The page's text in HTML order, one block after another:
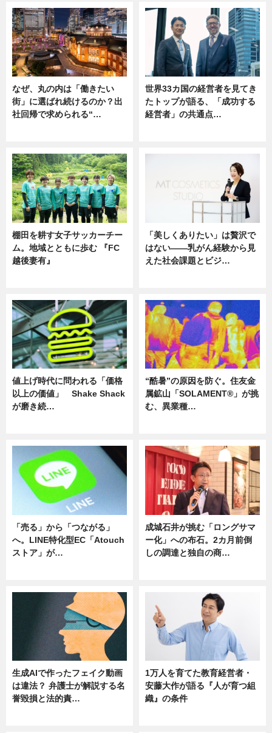
なぜ、丸の内は「働きたい
街」に選ばれ続けるのか？出
社回帰で求められる“…
世界33カ国の経営者を見てき
たトップが語る、「成功する
経営者」の共通点…
棚田を耕す女子サッカーチー
ム。地域とともに歩む 『FC
越後妻有』
「美しくありたい」は贅沢で
はない――乳がん経験から見
えた社会課題とビジ…
値上げ時代に問われる「価格
以上の価値」 Shake Shack
が磨き続…
“酷暑”の原因を防ぐ。住友金
属鉱山「SOLAMENT®」が挑
む、異業種…
「売る」から「つながる」
へ。LINE特化型EC「Atouch
ストア」が…
成城石井が挑む「ロングサマ
ー化」への布石。2カ月前倒
しの調達と独自の商…
生成AIで作ったフェイク動画
は違法？ 弁護士が解説する名
誉毀損と法的責…
1万人を育てた教育経営者・
安藤大作が語る『人が育つ組
織』の条件